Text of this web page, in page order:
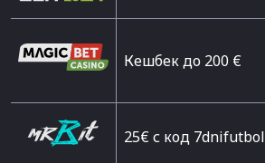
Кешбек до 200 €
25€ с код 7dnifutbol